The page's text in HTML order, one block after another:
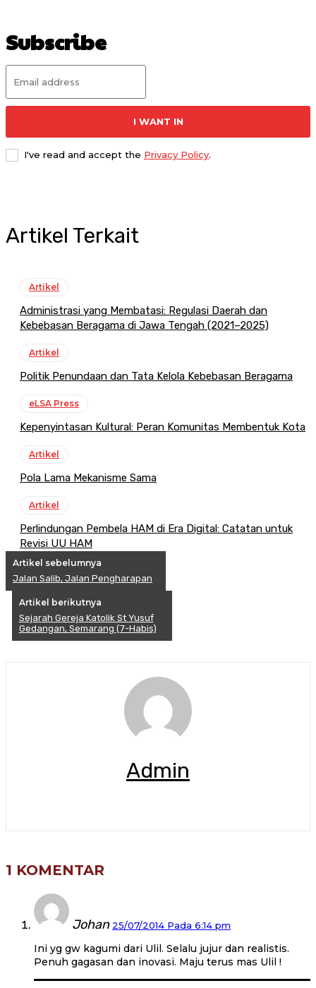
Subscribe
I WANT IN
I've read and accept the Privacy Policy.
Artikel Terkait
Artikel
Administrasi yang Membatasi: Regulasi Daerah dan
Kebebasan Beragama di Jawa Tengah (2021–2025)
Artikel
Politik Penundaan dan Tata Kelola Kebebasan Beragama
eLSA Press
Kepenyintasan Kultural: Peran Komunitas Membentuk Kota
Artikel
Pola Lama Mekanisme Sama
Artikel
Perlindungan Pembela HAM di Era Digital: Catatan untuk
Revisi UU HAM
Artikel sebelumnya
Jalan Salib, Jalan Pengharapan
Artikel berikutnya
Sejarah Gereja Katolik St Yusuf
Gedangan, Semarang (7-Habis)
Admin
1 KOMENTAR
Johan 25/07/2014 Pada 6:14 pm
Ini yg gw kagumi dari Ulil. Selalu jujur dan realistis.
Penuh gagasan dan inovasi. Maju terus mas Ulil !